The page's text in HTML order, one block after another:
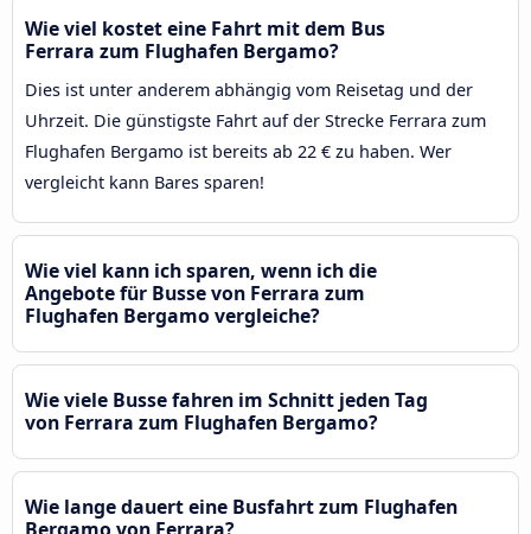
Wie viel kostet eine Fahrt mit dem Bus
Ferrara zum Flughafen Bergamo?
Dies ist unter anderem abhängig vom Reisetag und der
Uhrzeit. Die günstigste Fahrt auf der Strecke Ferrara zum
Flughafen Bergamo ist bereits ab 22 € zu haben. Wer
vergleicht kann Bares sparen!
Wie viel kann ich sparen, wenn ich die
Angebote für Busse von Ferrara zum
Flughafen Bergamo vergleiche?
Wie viele Busse fahren im Schnitt jeden Tag
von Ferrara zum Flughafen Bergamo?
Wie lange dauert eine Busfahrt zum Flughafen